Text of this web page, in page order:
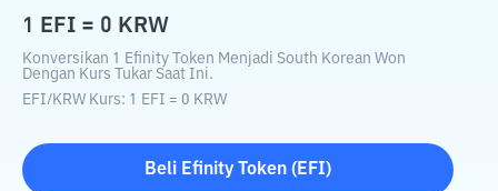
1 EFI = 0 KRW
Konversikan 1 Efinity Token Menjadi South Korean Won
Dengan Kurs Tukar Saat Ini.
EFI/KRW Kurs: 1 EFI = 0 KRW
Beli Efinity Token ( EFI)